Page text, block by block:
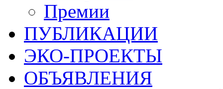
Премии
ПУБЛИКАЦИИ
ЭКО-ПРОЕКТЫ
ОБЪЯВЛЕНИЯ